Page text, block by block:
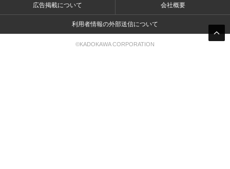
広告掲載について 会社概要
利用者情報の外部送信について
©KADOKAWA CORPORATION